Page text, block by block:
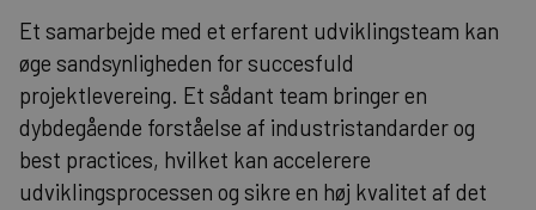
Et samarbejde med et erfarent udviklingsteam kan
øge sandsynligheden for succesfuld
projektlevereing. Et sådant team bringer en
dybdegående forståelse af industristandarder og
best practices, hvilket kan accelerere
udviklingsprocessen og sikre en høj kvalitet af det